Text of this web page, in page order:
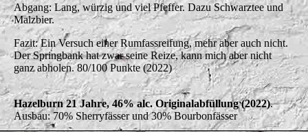
Abgang: Lang, würzig und viel Pfeffer. Dazu Schwarztee und
Malzbier.
Fazit: Ein Versuch einer Rumfassreifung, mehr aber auch nicht.
Der Springbank hat zwar seine Reize, kann mich aber nicht
ganz abholen. 80/100 Punkte (2022)
Hazelburn 21 Jahre, 46% alc. Originalabfüllung (2022).
Ausbau: 70% Sherryfässer und 30% Bourbonfässer